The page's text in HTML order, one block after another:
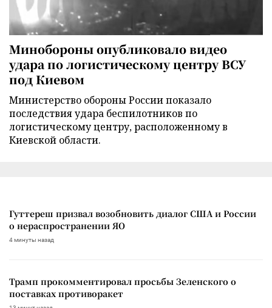
Минобороны опубликовало видео
удара по логистическому центру ВСУ
под Киевом
Министерство обороны России показало
последствия удара беспилотников по
логистическому центру, расположенному в
Киевской области.
Гуттереш призвал возобновить диалог США и России
о нераспространении ЯО
4 минуты назад
Трамп прокомментировал просьбы Зеленского о
поставках противоракет